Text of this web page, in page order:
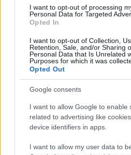
I want to opt-out of processing
Personal Data for Targeted
Opted In
I want to opt-out of Collection,
Retention, Sale, and/or Sharing
Personal Data that Is Unrelated
Purposes for which it was
Opted Out
Google consents
I want to allow Google to enable
related to advertising like
device identifiers in apps.
I want to allow my user data to
ΥΠΟΥΡΓΕΙΟ ΠΑΙΔΕΙΑΣ